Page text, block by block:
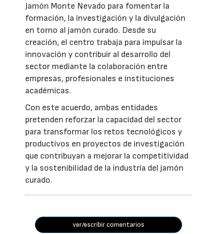
Jamón Monte Nevado para fomentar la
formación, la investigación y la divulgación
en torno al jamón curado. Desde su
creación, el centro trabaja para impulsar la
innovación y contribuir al desarrollo del
sector mediante la colaboración entre
empresas, profesionales e instituciones
académicas.
Con este acuerdo, ambas entidades
pretenden reforzar la capacidad del sector
para transformar los retos tecnológicos y
productivos en proyectos de investigación
que contribuyan a mejorar la competitividad
y la sostenibilidad de la industria del jamón
curado.
ver/escribir comentarios